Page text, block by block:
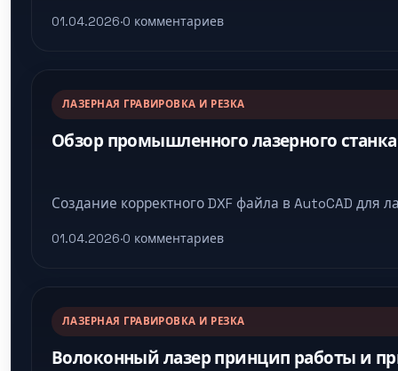
01.04.2026·0 комментариев
ЛАЗЕРНАЯ ГРАВИРОВКА И РЕЗКА
Обзор промышленного лазерного
Создание корректного DXF файла в AutoCAD для
01.04.2026·0 комментариев
ЛАЗЕРНАЯ ГРАВИРОВКА И РЕЗКА
Волоконный лазер принцип работы и